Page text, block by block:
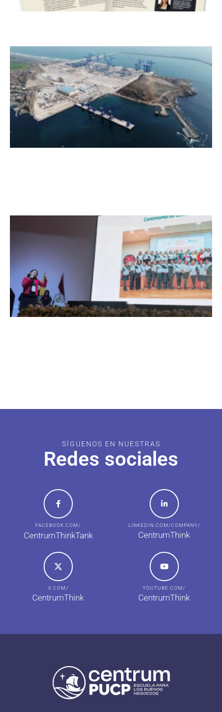
SÍGUENOS EN NUESTRAS
Redes sociales
FACEBOOK.COM/
CentrumThinkTank
LINKEDIN.COM/COMPANY/
CentrumThink
X.COM/
CentrumThink
YOUTUBE.COM/
CentrumThink